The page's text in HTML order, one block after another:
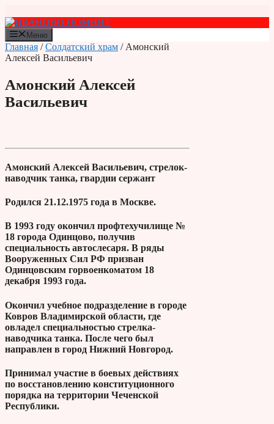
к
содержимому
Меню
Главная /Солдатский храм / Амонский
Алексей Васильевич
Амонский Алексей
Васильевич
Амонский Алексей Васильевич, стрелок-
наводчик танка, гвардии сержант
Родился 21.12.1975 года в Москве.
В 1993 году окончил профтехучилище №
18 города Одинцово, получив
специальность автослесаря. В ряды
Вооруженных Сил РФ призван
Одинцовским горвоенкоматом 18
декабря 1993 года.
Окончил учебное подразделение в городе
Ковров Владимирской области, где
овладел специальностью стрелка-
наводчика танка. После чего был
направлен в город Нижний Новгород.
Принимал участие в боевых действиях
по восстановлению конституционного
порядка на территории Чеченской
Республики.